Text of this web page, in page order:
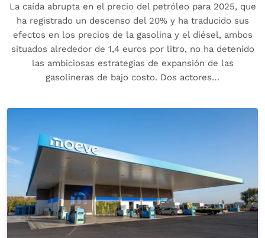
La caída abrupta en el precio del petróleo para 2025, que
ha registrado un descenso del 20% y ha traducido sus
efectos en los precios de la gasolina y el diésel, ambos
situados alrededor de 1,4 euros por litro, no ha detenido
las ambiciosas estrategias de expansión de las
gasolineras de bajo costo. Dos actores…